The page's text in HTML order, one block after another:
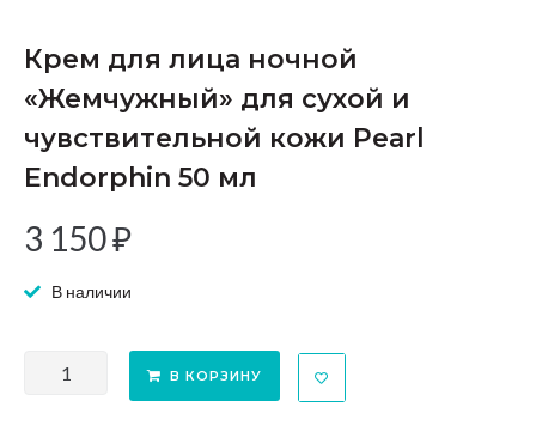
Крем для лица ночной
«Жемчужный» для cухой и
чувствительной кожи Pearl
Endorphin 50 мл
3 150₽
В наличии
В КОРЗИНУ